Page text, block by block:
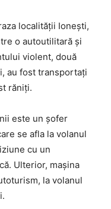
localității Ionești,
o autoutilitară și
violent, două
au fost transportați
răniți.
este un șofer
se afla la volanul
cu un
Ulterior, mașina
la volanul